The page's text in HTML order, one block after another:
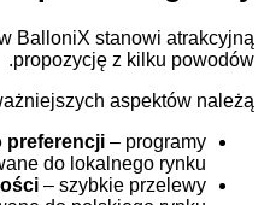
BalloniX stanowi
propozycję z kilku
do najważniejszych
do preferencji–
dostosowane do lokalnego
płatności – szybkie